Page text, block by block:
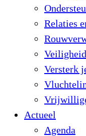
Relaties
Veiligheid
Versterk
Actueel
Agenda